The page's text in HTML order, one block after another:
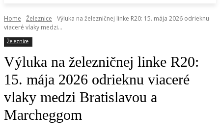
Home Železnice
Výluka na železničnej linke R20: 15. mája 2026 odrieknu
viaceré vlaky medzi...
Železnice
Výluka na železničnej linke R20:
15. mája 2026 odrieknu viaceré
vlaky medzi Bratislavou a
Marcheggom